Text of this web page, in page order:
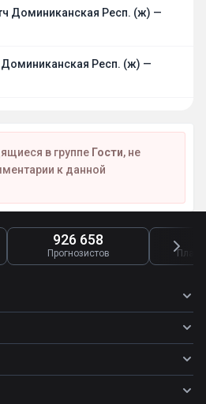
Доминиканская Респ. (ж) —
Доминиканская Респ. (ж) —
в группе Гости, не
к данной
926 658
Прогнозистов